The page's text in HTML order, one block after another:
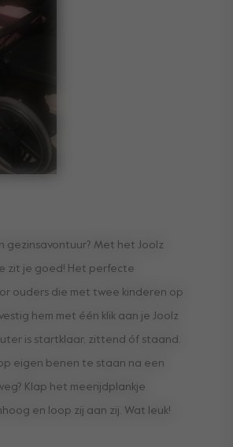
gezinsavontuur? Met het Joolz
zit je goed! Het perfecte
ouders die met twee kinderen op
hem met één klik aan je Joolz
is startklaar, zittend óf staand.
eigen benen te staan na een
Klap het meerijdplankje
en loop zij aan zij. Wat leuk!